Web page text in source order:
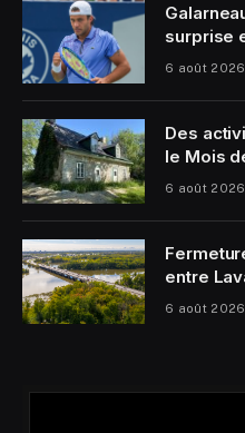
surprise
6 août 2026
Des
le Mois
6 août 2026
entre
6 août 2026